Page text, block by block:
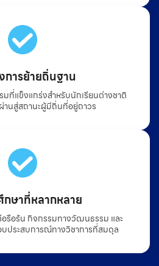
การย้ายถิ่นฐาน
ที่แข็งแกร่งสำหรับนักเรียนต่างชาติ
านสู่สถานะผู้มีถิ่นที่อยู่ถาวร
ษาที่หลากหลาย
รือร้น กิจกรรมทางวัฒนธรรม และ
ประสบการณ์ทางวิชาการที่สมดุล